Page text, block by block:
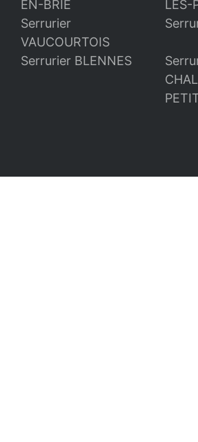
EN-BRIE
LES-
Serrurier
VAUCOURTOIS
Serrurier BLENNES